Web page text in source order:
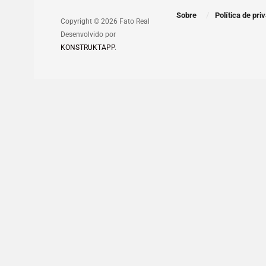
Copyright © 2026 Fato Real
Desenvolvido por
KONSTRUKTAPP.
Sobre Política de